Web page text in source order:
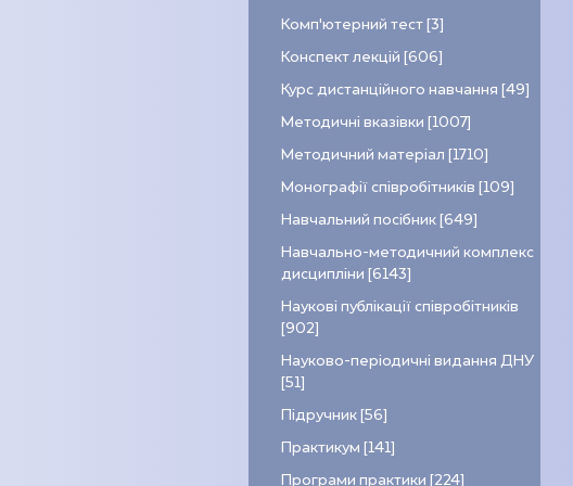
Комп’ютерний тест [3]
Конспект лекцій [606]
Курс дистанційного навчання [49]
Методичні вказівки [1007]
Методичний матеріал [1710]
Монографії співробітників [109]
Навчальний посібник [649]
Навчально-методичний комплекс
дисципліни [6143]
Наукові публікації співробітників
[902]
Науково-періодичні видання ДНУ
[51]
Підручник [56]
Практикум [141]
Програми практики [224]